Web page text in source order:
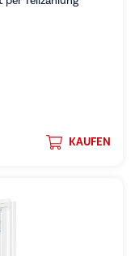
KAUFEN